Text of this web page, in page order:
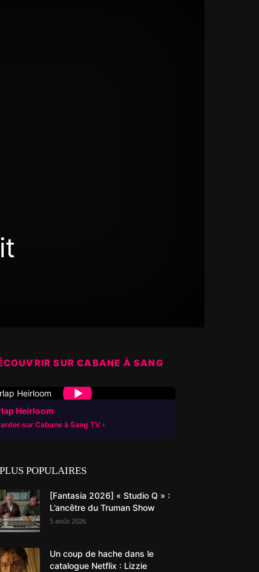
SUR CABANE À SANG
▶
Heirloom
sur Cabane à Sang TV
POPULAIRES
[Fantasia 2026] « Studio Q » :
L’ancêtre du Truman Show
5 août 2026
Un coup de hache dans le
catalogue Netflix : Lizzie